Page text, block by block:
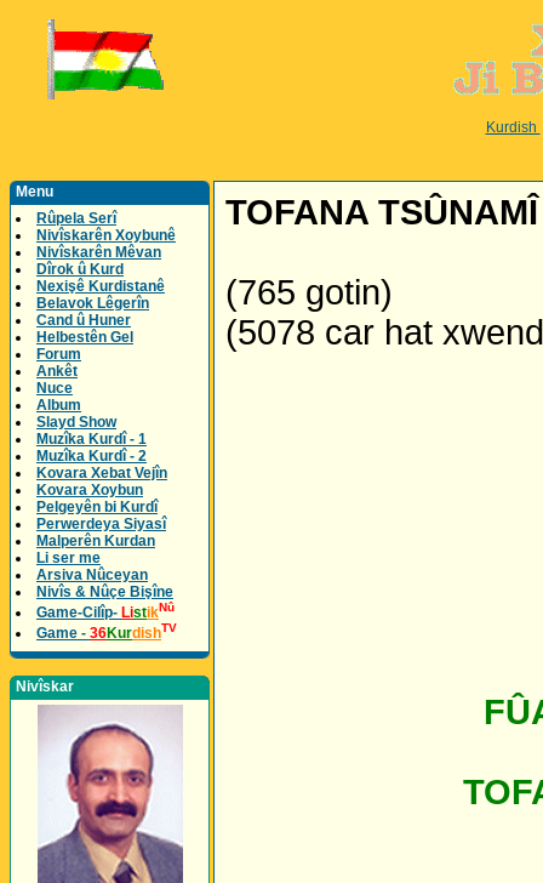
Kurdish
Menu
Rûpela Serî
Nivîskarên Xoybunê
Nivîskarên Mêvan
Dîrok û Kurd
Nexişê Kurdistanê
Belavok Lêgerîn
Cand û Huner
Helbestên Gel
Forum
Ankêt
Nuce
Album
Slayd Show
Muzîka Kurdî - 1
Muzîka Kurdî - 2
Kovara Xebat Vejîn
Kovara Xoybun
Pelgeyên bi Kurdî
Perwerdeya Siyasî
Malperên Kurdan
Li ser me
Arsiva Nûceyan
Nivîs & Nûçe Bişîne
Game-Cilîp- ListikNû
Game - 36KurdishTV
Nivîskar
TOFANA
(765 gotin)
(5078 car hat